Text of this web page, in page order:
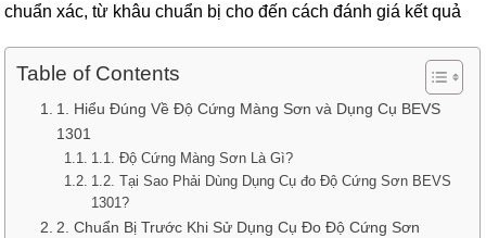
chuẩn xác, từ khâu chuẩn bị cho đến cách đánh giá kết quả
Table of Contents
1. Hiểu Đúng Về Độ Cứng Màng Sơn và Dụng Cụ BEVS
1301
1.1. Độ Cứng Màng Sơn Là Gì?
1.2. Tại Sao Phải Dùng Dụng Cụ đo Độ Cứng Sơn BEVS
1301?
2. Chuẩn Bị Trước Khi Sử Dụng Cụ Đo Độ Cứng Sơn